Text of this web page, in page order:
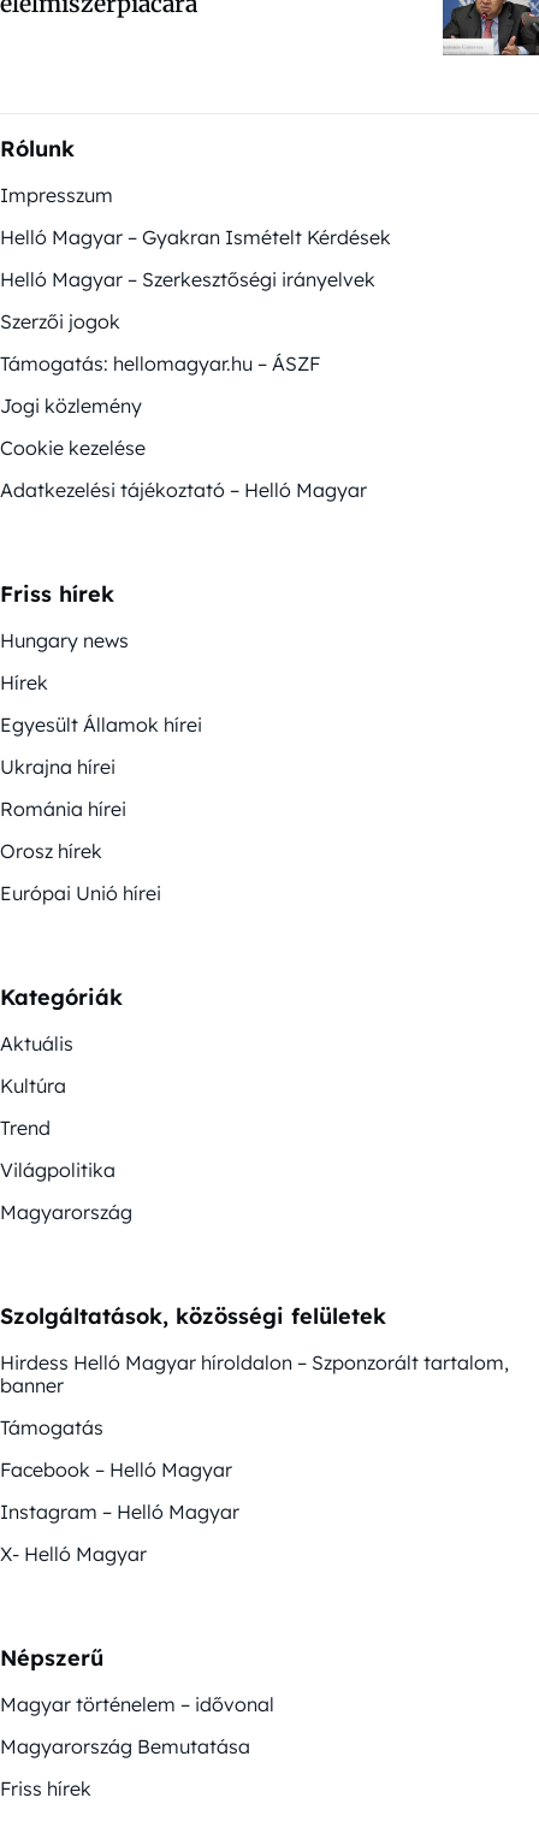
Rólunk
Impresszum
Helló Magyar – Gyakran Ismételt Kérdések
Helló Magyar – Szerkesztőségi irányelvek
Szerzői jogok
Támogatás: hellomagyar.hu – ÁSZF
Jogi közlemény
Cookie kezelése
Adatkezelési tájékoztató – Helló Magyar
Friss hírek
Hungary news
Hírek
Egyesült Államok hírei
Ukrajna hírei
Románia hírei
Orosz hírek
Európai Unió hírei
Kategóriák
Aktuális
Kultúra
Trend
Világpolitika
Magyarország
Szolgáltatások, közösségi felületek
Hirdess Helló Magyar híroldalon – Szponzorált tartalom,
banner
Támogatás
Facebook – Helló Magyar
Instagram – Helló Magyar
X- Helló Magyar
Népszerű
Magyar történelem – idővonal
Magyarország Bemutatása
Friss hírek